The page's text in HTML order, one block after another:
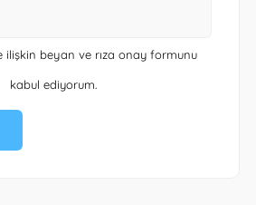
ilişkin beyan ve rıza onay formunu
kabul ediyorum.